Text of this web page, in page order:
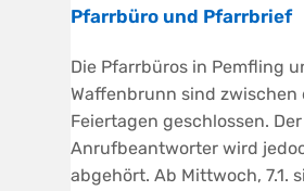
Pfarrbüro und Pfarrbrief
Die Pfarrbüros in Pemfling
Waffenbrunn sind zwischen
Feiertagen geschlossen. Der
Anrufbeantworter wird
abgehört. Ab Mittwoch, 7.1.